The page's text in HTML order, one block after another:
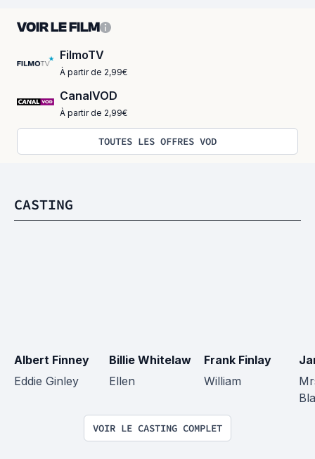
VOIR LE FILM
FilmoTV
À partir de 2,99€
CanalVOD
À partir de 2,99€
TOUTES LES OFFRES VOD
CASTING
Albert Finney
Eddie Ginley
Billie Whitelaw
Ellen
Frank Finlay
William
VOIR LE CASTING COMPLET